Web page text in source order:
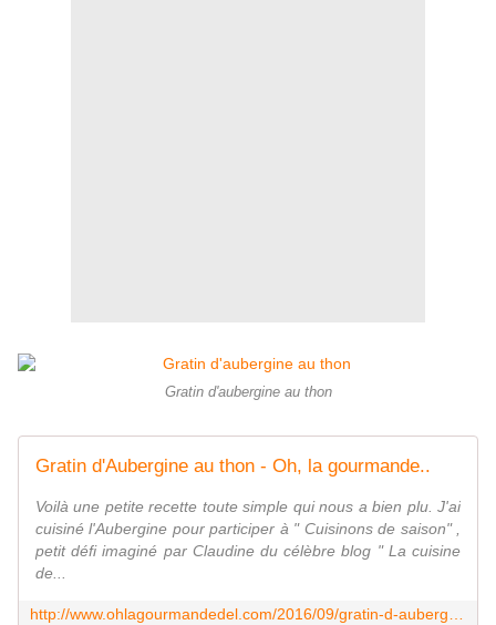
Gratin d'aubergine au thon
Gratin d'Aubergine au thon - Oh, la gourmande..
Voilà une petite recette toute simple qui nous a bien plu. J'ai
cuisiné l'Aubergine pour participer à " Cuisinons de saison" ,
petit défi imaginé par Claudine du célèbre blog " La cuisine
de...